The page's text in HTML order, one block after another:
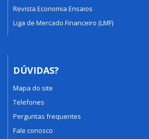
Revista Economia Ensaios
Liga de Mercado Financeiro (LMF)
DÚVIDAS?
Mapa do site
Telefones
Perguntas frequentes
Fale conosco